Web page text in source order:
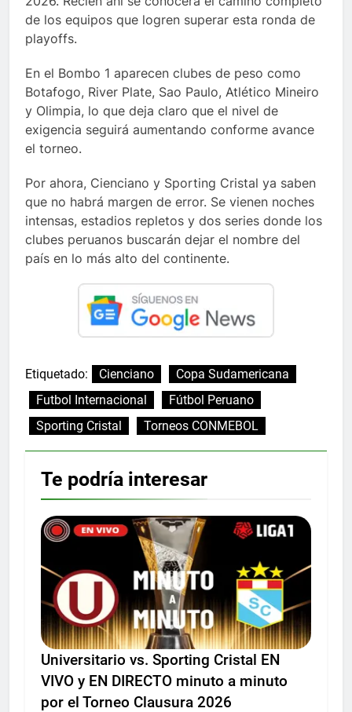
de los equipos que logren superar esta ronda de
playoffs.
En el Bombo 1 aparecen clubes de peso como
Botafogo, River Plate, Sao Paulo, Atlético Mineiro
y Olimpia, lo que deja claro que el nivel de
exigencia seguirá aumentando conforme avance
el torneo.
Por ahora, Cienciano y Sporting Cristal ya saben
que no habrá margen de error. Se vienen noches
intensas, estadios repletos y dos series donde los
clubes peruanos buscarán dejar el nombre del
país en lo más alto del continente.
Etiquetado: Cienciano
Copa Sudamericana
Futbol Internacional
Fútbol Peruano
Sporting Cristal
Torneos CONMEBOL
Te podría interesar
Universitario vs. Sporting Cristal EN
VIVO y EN DIRECTO minuto a minuto
por el Torneo Clausura 2026